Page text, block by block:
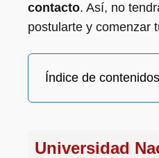
contacto. Así, no
postularte y comenzar
Índice de contenidos
Universidad